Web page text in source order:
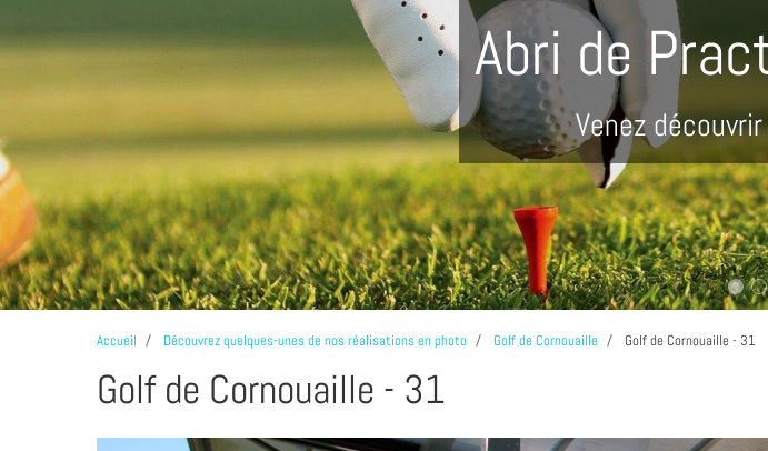
Accueil Découvrez quelques-unes de nos réalisations en photo Golf de Cornouaille Golf de Cornouaille - 31
Golf de Cornouaille - 31